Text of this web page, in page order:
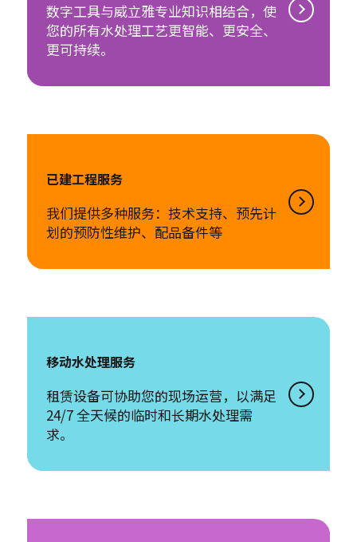
数字工具与威立雅专业知识相结合，使
您的所有水处理工艺更智能、更安全、
更可持续。
已建工程服务
我们提供多种服务：技术支持、预先计
划的预防性维护、配品备件等
移动水处理服务
租赁设备可协助您的现场运营，以满足
24/7 全天候的临时和长期水处理需
求。